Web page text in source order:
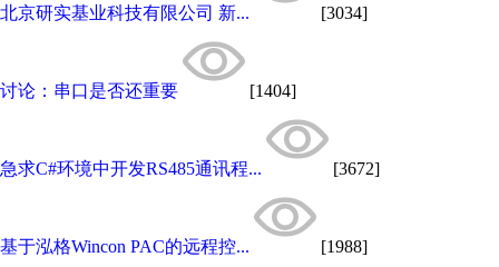
北京研实基业科技有限公司 新... [3034]
讨论：串口是否还重要 [1404]
急求C#环境中开发RS485通讯程... [3672]
基于泓格Wincon PAC的远程控... [1988]